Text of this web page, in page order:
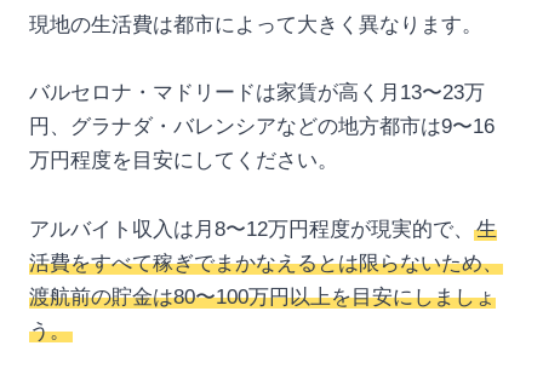
現地の生活費は都市によって大きく異なります。
バルセロナ・マドリードは家賃が高く月13〜23万
円、グラナダ・バレンシアなどの地方都市は9〜16
万円程度を目安にしてください。
アルバイト収入は月8〜12万円程度が現実的で、
生
活費をすべて稼ぎでまかなえるとは限らないため、
渡航前の貯金は80〜100万円以上を目安にしましょ
う。